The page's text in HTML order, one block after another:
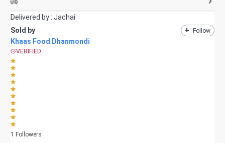
Delivered by : Jachai
Sold by
+ Follow
Khaas Food Dhanmondi
VERIFIED
1 Followers